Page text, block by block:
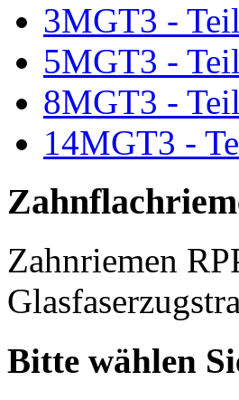
3MGT3 -
5MGT3 -
8MGT3 -
14MGT3 -
Zahnriemen
Bitte wählen